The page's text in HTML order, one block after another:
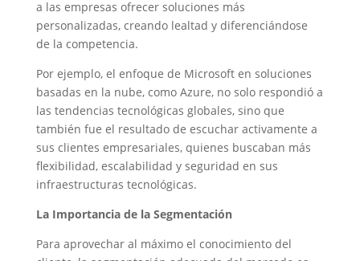
a las empresas ofrecer soluciones más
personalizadas, creando lealtad y diferenciándose
de la competencia.
Por ejemplo, el enfoque de Microsoft en soluciones
basadas en la nube, como Azure, no solo respondió a
las tendencias tecnológicas globales, sino que
también fue el resultado de escuchar activamente a
sus clientes empresariales, quienes buscaban más
flexibilidad, escalabilidad y seguridad en sus
infraestructuras tecnológicas.
La Importancia de la Segmentación
Para aprovechar al máximo el conocimiento del